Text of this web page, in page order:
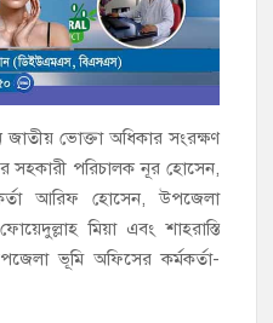
ভোক্তা অধিকার সংরক্ষণ
সহকারী পরিচালক নূর হোসেন,
আরিফ হোসেন, উপজেলা
মিয়া এবং শাহরাস্তি
ভূমি অফিসের কর্মকর্তা-